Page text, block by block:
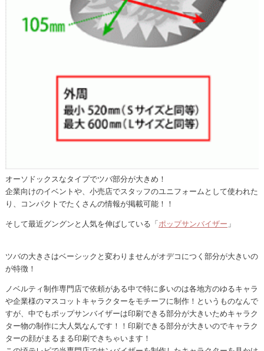
オーソドックスなタイプでツバ部分が大きめ！
企業向けのイベントや、小売店でスタッフのユニフォームとして使われた
り、コンパクトでたくさんの情報が掲載可能！！
そして最近グングンと人気を伸ばしている「ポップサンバイザー 」
ツバの大きさはベーシックと変わりませんがオデコにつく部分が大きいの
が特徴！
ノベルティ制作専門店で依頼がある中で特に多いのは各地方のゆるキャラ
や企業様のマスコットキャラクターをモチーフに制作！というものなんで
すが、中でもポップサンバイザーは印刷できる部分が大きいためキャラク
ター物の制作に大人気なんです！！印刷できる部分が大きいのでキャラク
ターの顔がまるまる印刷できちゃいます！